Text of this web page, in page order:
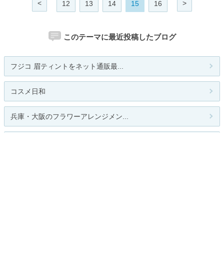
< 12 13 14 15 16 >
このテーマに最近投稿したブログ
フジコ 眉ティントをネット通販最...
コスメ日和
兵庫・大阪のフラワーアレンジメン...